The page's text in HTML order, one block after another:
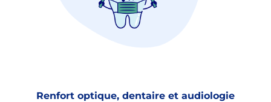
Renfort optique, dentaire et audiologie